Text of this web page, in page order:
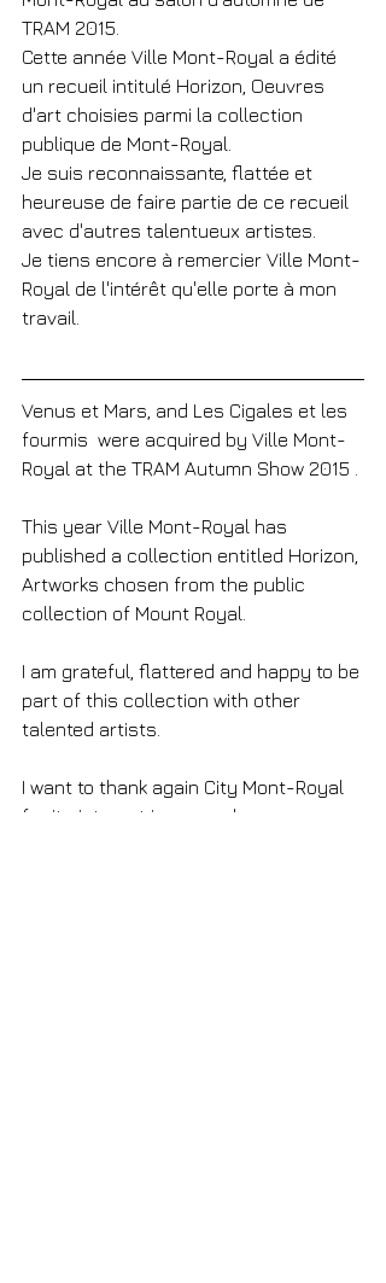
TRAM 2015.
Cette année Ville Mont-Royal a édité
un recueil intitulé Horizon, Oeuvres
d'art choisies parmi la collection
publique de Mont-Royal.
Je suis reconnaissante, flattée et
heureuse de faire partie de ce recueil
avec d'autres talentueux artistes.
Je tiens encore à remercier Ville Mont-
Royal de l'intérêt qu'elle porte à mon
travail.
Venus et Mars, and Les Cigales et les
fourmis  were acquired by Ville Mont-
Royal at the TRAM Autumn Show 2015 .
This year Ville Mont-Royal has
published a collection entitled Horizon,
Artworks chosen from the public
collection of Mount Royal.
I am grateful, flattered and happy to be
part of this collection with other
talented artists.
I want to thank again City Mont-Royal
for its interest in my work.